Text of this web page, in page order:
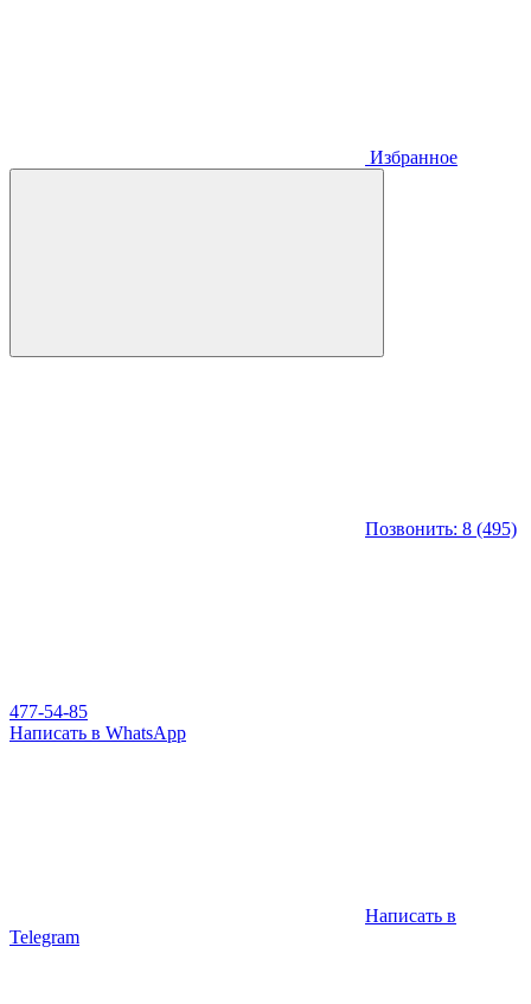
Избранное
Позвонить: 8 (495)
477-54-85
Написать в WhatsApp
Написать в
Telegram